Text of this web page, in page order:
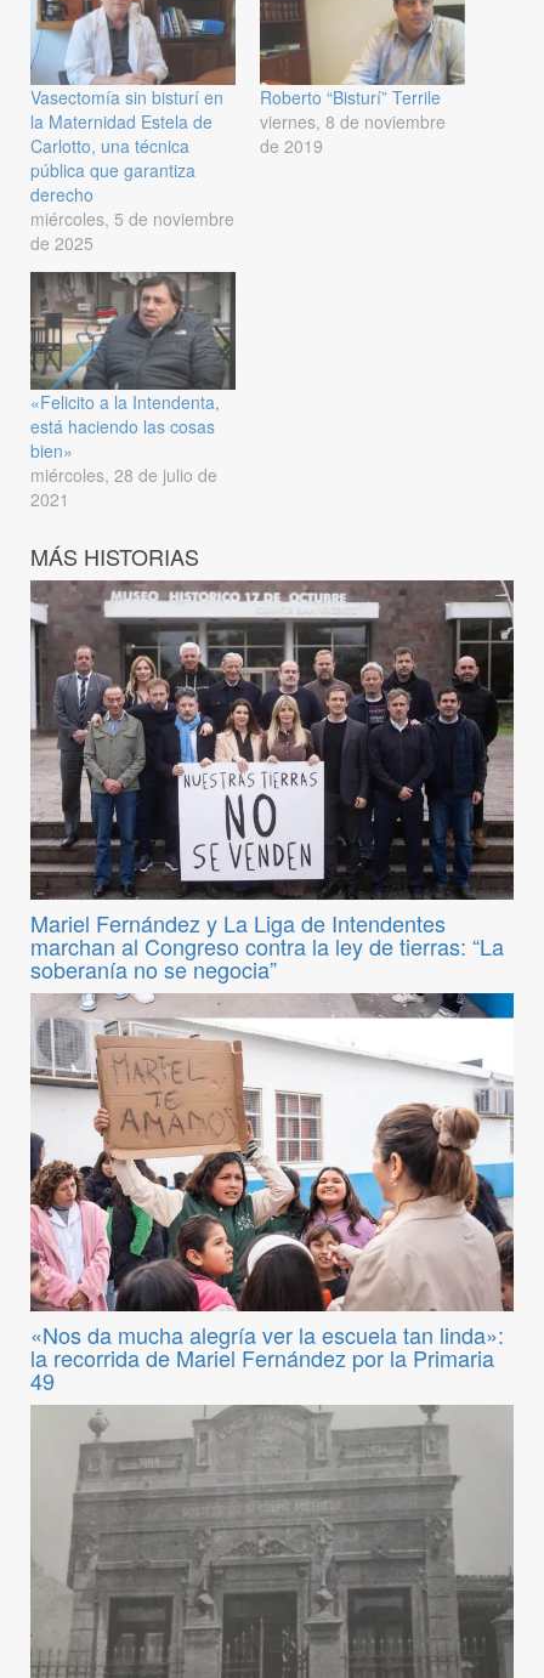
Vasectomía sin bisturí en
la Maternidad Estela de
Carlotto, una técnica
pública que garantiza
derecho
miércoles, 5 de noviembre
de 2025
Roberto “Bisturí” Terrile
viernes, 8 de noviembre
de 2019
«Felicito a la Intendenta,
está haciendo las cosas
bien»
miércoles, 28 de julio de
2021
MÁS HISTORIAS
Mariel Fernández y La Liga de Intendentes
marchan al Congreso contra la ley de tierras: “La
soberanía no se negocia”
«Nos da mucha alegría ver la escuela tan linda»:
la recorrida de Mariel Fernández por la Primaria
49